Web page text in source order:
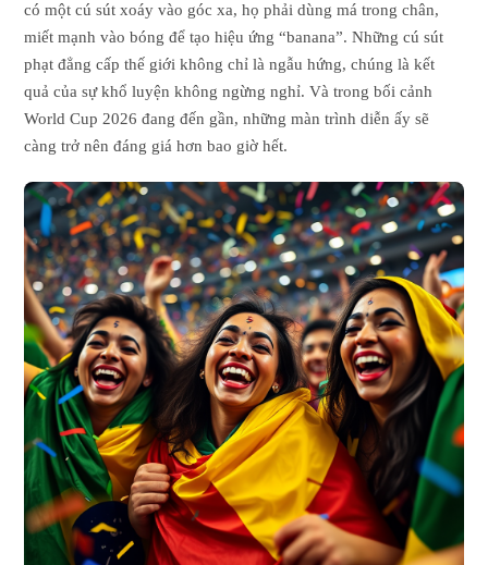
có một cú sút xoáy vào góc xa, họ phải dùng má trong chân,
miết mạnh vào bóng để tạo hiệu ứng “banana”. Những cú sút
phạt đẳng cấp thế giới không chỉ là ngẫu hứng, chúng là kết
quả của sự khổ luyện không ngừng nghỉ. Và trong bối cảnh
World Cup 2026 đang đến gần, những màn trình diễn ấy sẽ
càng trở nên đáng giá hơn bao giờ hết.